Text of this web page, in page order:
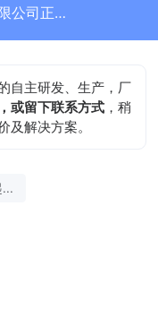
山东天合环境科技有限公司正在为您服务
自主研发、生产，厂
或留下联系方式 ，稍
及解决方案。